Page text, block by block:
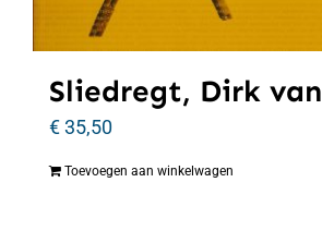
Sliedregt, Dirk van
€35,50
Toevoegen aan winkelwagen